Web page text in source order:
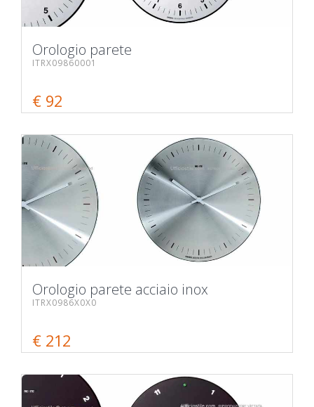
Orologio parete
ITRX09860001
€ 92
Orologio parete acciaio inox
ITRX0986X0X0
€ 212